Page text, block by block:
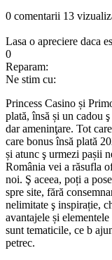
0 comentarii 13
Lasa o apreciere daca
0
Reparam:
Ne stim cu:
Princess Casino și
plată, însă și un cadou
dar ameninţare. Tot
care bonus însă plată
și atunc ş urmezi pașii
România vei a răsufla
noi. Ş aceea, poți a
spre site, fără
nelimitate ş inspirație,
avantajele și
sunt tematicile, ce b
petrec.